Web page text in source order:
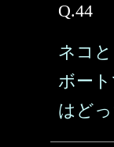
Q.44
ネコと
ボー
はどっ